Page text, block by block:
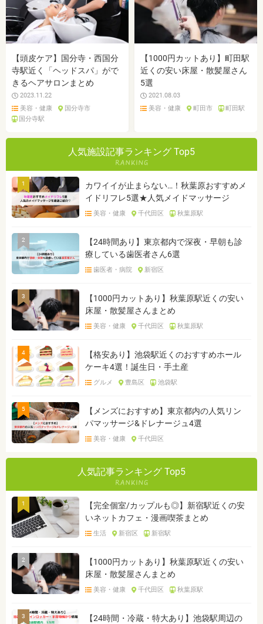
【頭皮ケア】国分寺・西国分
寺駅近く「ヘッドスパ」がで
きるヘアサロンまとめ
2023.11.22
美容・健康
国分寺市
国分寺駅
【1000円カットあり】町田駅
近くの安い床屋・散髪屋さん
5選
2021.08.03
美容・健康
町田市 町田駅
人気施設記事ランキング Top5
1
カワイイが止まらない…！秋葉原おすすめメ
イドリフレ5選★人気メイドマッサージ
美容・健康 千代田区 秋葉原駅
2
【24時間あり】東京都内で深夜・早朝も診
療している歯医者さん6選
歯医者・病院 新宿区
3
【1000円カットあり】秋葉原駅近くの安い
床屋・散髪屋さんまとめ
美容・健康 千代田区 秋葉原駅
4
【格安あり】池袋駅近くのおすすめホール
ケーキ4選！誕生日・手土産
グルメ 豊島区 池袋駅
5
【メンズにおすすめ】東京都内の人気リン
パマッサージ&ドレナージュ4選
美容・健康 千代田区
人気記事ランキング Top5
1
【完全個室/カップルも◎】新宿駅近くの安
いネットカフェ・漫画喫茶まとめ
生活 新宿区 新宿駅
2
【1000円カットあり】秋葉原駅近くの安い
床屋・散髪屋さんまとめ
美容・健康 千代田区 秋葉原駅
3
【24時間・冷蔵・特大あり】池袋駅周辺の